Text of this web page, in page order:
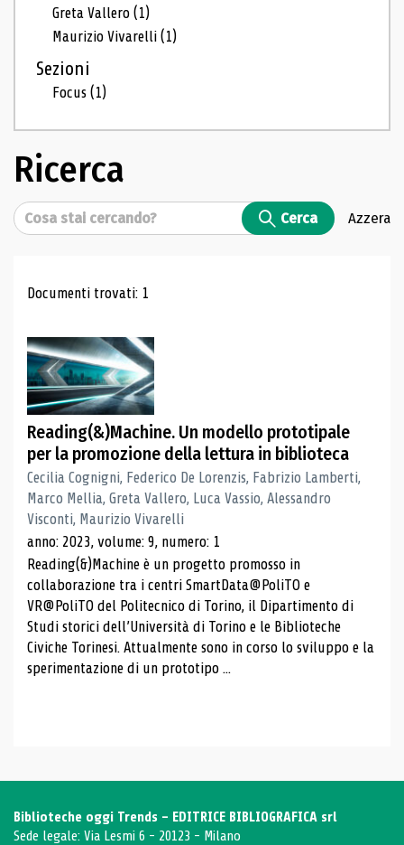
Greta Vallero(1)
Maurizio Vivarelli(1)
Sezioni
Focus(1)
Ricerca
Cerca Cerca Azzera
Risultati di ricerca
Documenti trovati: 1
Reading(&)Machine. Un modello prototipale
per la promozione della lettura in biblioteca
Cecilia Cognigni, Federico De Lorenzis, Fabrizio Lamberti,
Marco Mellia, Greta Vallero, Luca Vassio, Alessandro
Visconti, Maurizio Vivarelli
anno: 2023, volume: 9, numero: 1
Reading(&)Machine è un progetto promosso in
collaborazione tra i centri SmartData@PoliTO e
VR@PoliTO del Politecnico di Torino, il Dipartimento di
Studi storici dell’Università di Torino e le Biblioteche
Civiche Torinesi. Attualmente sono in corso lo sviluppo e la
sperimentazione di un prototipo ...
Biblioteche oggi Trends - EDITRICE BIBLIOGRAFICA srl
Sede legale: Via Lesmi 6 - 20123 - Milano